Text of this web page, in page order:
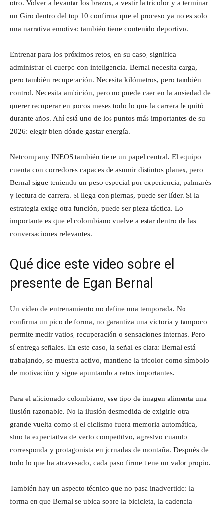
otro. Volver a levantar los brazos, a vestir la tricolor y a terminar
un Giro dentro del top 10 confirma que el proceso ya no es solo
una narrativa emotiva: también tiene contenido deportivo.
Entrenar para los próximos retos, en su caso, significa
administrar el cuerpo con inteligencia. Bernal necesita carga,
pero también recuperación. Necesita kilómetros, pero también
control. Necesita ambición, pero no puede caer en la ansiedad de
querer recuperar en pocos meses todo lo que la carrera le quitó
durante años. Ahí está uno de los puntos más importantes de su
2026: elegir bien dónde gastar energía.
Netcompany INEOS también tiene un papel central. El equipo
cuenta con corredores capaces de asumir distintos planes, pero
Bernal sigue teniendo un peso especial por experiencia, palmarés
y lectura de carrera. Si llega con piernas, puede ser líder. Si la
estrategia exige otra función, puede ser pieza táctica. Lo
importante es que el colombiano vuelve a estar dentro de las
conversaciones relevantes.
Qué dice este video sobre el
presente de Egan Bernal
Un video de entrenamiento no define una temporada. No
confirma un pico de forma, no garantiza una victoria y tampoco
permite medir vatios, recuperación o sensaciones internas. Pero
sí entrega señales. En este caso, la señal es clara: Bernal está
trabajando, se muestra activo, mantiene la tricolor como símbolo
de motivación y sigue apuntando a retos importantes.
Para el aficionado colombiano, ese tipo de imagen alimenta una
ilusión razonable. No la ilusión desmedida de exigirle otra
grande vuelta como si el ciclismo fuera memoria automática,
sino la expectativa de verlo competitivo, agresivo cuando
corresponda y protagonista en jornadas de montaña. Después de
todo lo que ha atravesado, cada paso firme tiene un valor propio.
También hay un aspecto técnico que no pasa inadvertido: la
forma en que Bernal se ubica sobre la bicicleta, la cadencia